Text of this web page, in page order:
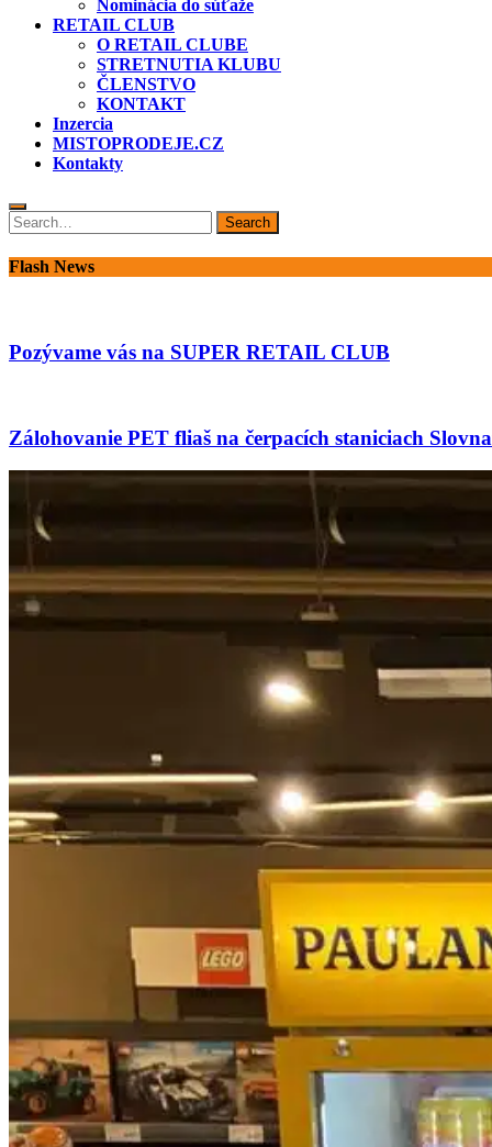
Nominácia do súťaže
RETAIL CLUB
O RETAIL CLUBE
STRETNUTIA KLUBU
ČLENSTVO
KONTAKT
Inzercia
MISTOPRODEJE.CZ
Kontakty
Search
for:
Search
Flash News
Pozývame vás na SUPER RETAIL CLUB
Zálohovanie PET fliaš na čerpacích staniciach